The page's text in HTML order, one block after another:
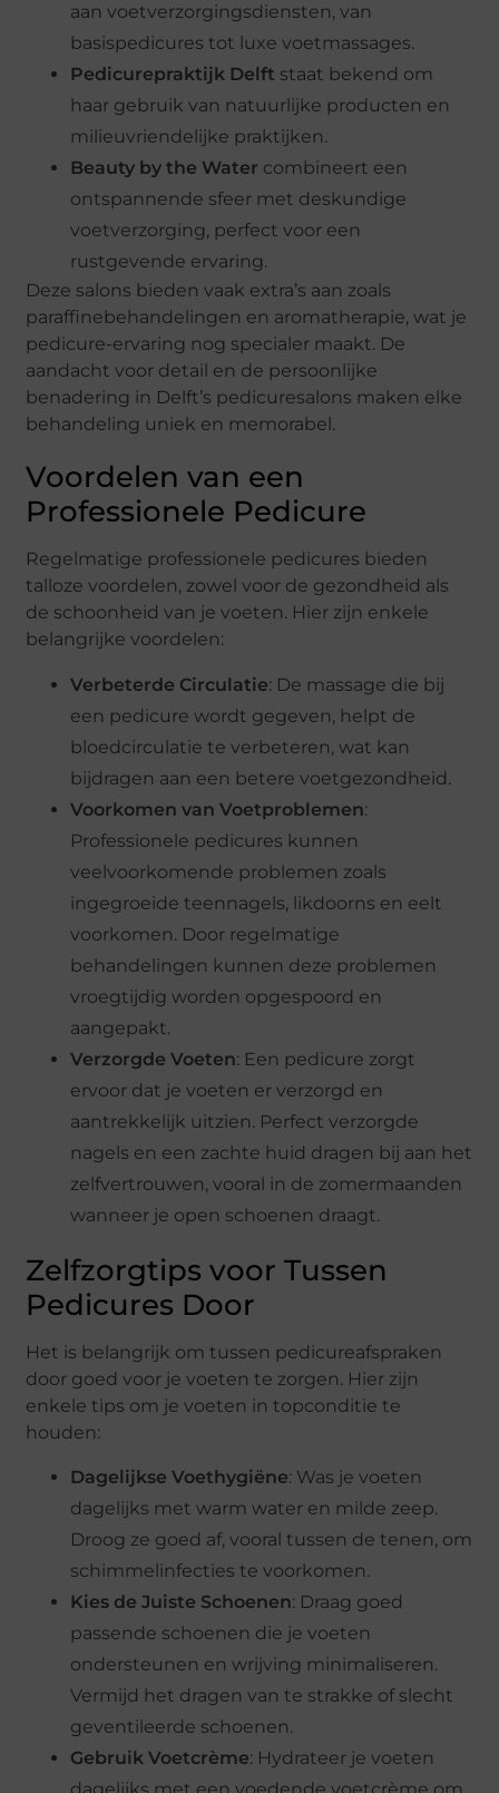
aan voetverzorgingsdiensten, van
basispedicures tot luxe voetmassages.
Pedicurepraktijk Delft staat bekend om
haar gebruik van natuurlijke producten en
milieuvriendelijke praktijken.
Beauty by the Water combineert een
ontspannende sfeer met deskundige
voetverzorging, perfect voor een
rustgevende ervaring.
Deze salons bieden vaak extra’s aan zoals
paraffinebehandelingen en aromatherapie, wat je
pedicure-ervaring nog specialer maakt. De
aandacht voor detail en de persoonlijke
benadering in Delft’s pedicuresalons maken elke
behandeling uniek en memorabel.
Voordelen van een
Professionele Pedicure
Regelmatige professionele pedicures bieden
talloze voordelen, zowel voor de gezondheid als
de schoonheid van je voeten. Hier zijn enkele
belangrijke voordelen:
Verbeterde Circulatie: De massage die bij
een pedicure wordt gegeven, helpt de
bloedcirculatie te verbeteren, wat kan
bijdragen aan een betere voetgezondheid.
Voorkomen van Voetproblemen:
Professionele pedicures kunnen
veelvoorkomende problemen zoals
ingegroeide teennagels, likdoorns en eelt
voorkomen. Door regelmatige
behandelingen kunnen deze problemen
vroegtijdig worden opgespoord en
aangepakt.
Verzorgde Voeten: Een pedicure zorgt
ervoor dat je voeten er verzorgd en
aantrekkelijk uitzien. Perfect verzorgde
nagels en een zachte huid dragen bij aan het
zelfvertrouwen, vooral in de zomermaanden
wanneer je open schoenen draagt.
Zelfzorgtips voor Tussen
Pedicures Door
Het is belangrijk om tussen pedicureafspraken
door goed voor je voeten te zorgen. Hier zijn
enkele tips om je voeten in topconditie te
houden:
Dagelijkse Voethygiëne: Was je voeten
dagelijks met warm water en milde zeep.
Droog ze goed af, vooral tussen de tenen, om
schimmelinfecties te voorkomen.
Kies de Juiste Schoenen: Draag goed
passende schoenen die je voeten
ondersteunen en wrijving minimaliseren.
Vermijd het dragen van te strakke of slecht
geventileerde schoenen.
Gebruik Voetcrème: Hydrateer je voeten